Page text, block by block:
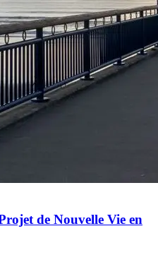
de Nouvelle Vie en